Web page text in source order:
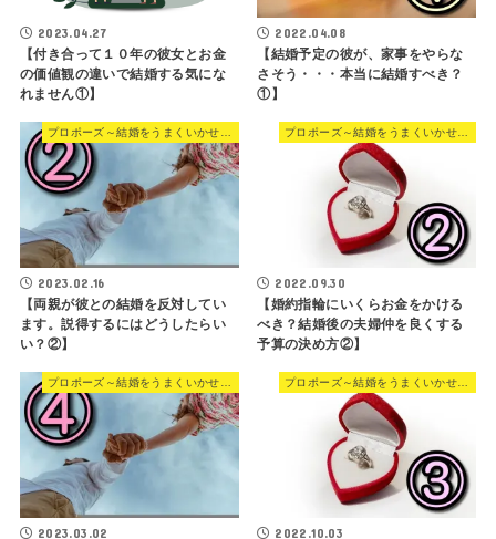
2023.04.27
【付き合って１０年の彼女とお金
の価値観の違いで結婚する気にな
れません①】
2022.04.08
【結婚予定の彼が、家事をやらな
さそう・・・本当に結婚すべき？
①】
2023.02.16
【両親が彼との結婚を反対してい
ます。説得するにはどうしたらい
い？②】
2022.09.30
【婚約指輪にいくらお金をかける
べき？結婚後の夫婦仲を良くする
予算の決め方②】
プロポーズ～結婚をうまくいかせる方法
2023.03.02
プロポーズ～結婚をうまくいかせる方法
2022.10.03